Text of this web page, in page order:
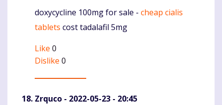
Komentaras
doxycycline 100mg for sale - cheap cialis
tablets cost tadalafil 5mg
Like 0
Dislike 0
Zrquco - 2022-05-23 - 20:45